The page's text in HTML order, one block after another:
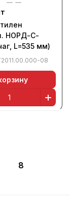
НОРД-С-
L=535 мм)
08
8